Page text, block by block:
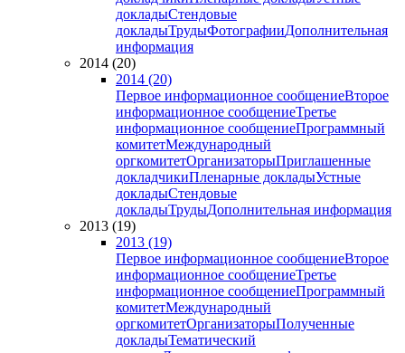
докладыСтендовые
докладыТрудыФотографииДополнительная
информация
2014 (20)
2014 (20)
Первое информационное сообщениеВторое
информационное сообщениеТретье
информационное сообщениеПрограммный
комитетМеждународный
оргкомитетОрганизаторыПриглашенные
докладчикиПленарные докладыУстные
докладыСтендовые
докладыТрудыДополнительная информация
2013 (19)
2013 (19)
Первое информационное сообщениеВторое
информационное сообщениеТретье
информационное сообщениеПрограммный
комитетМеждународный
оргкомитетОрганизаторыПолученные
докладыТематический